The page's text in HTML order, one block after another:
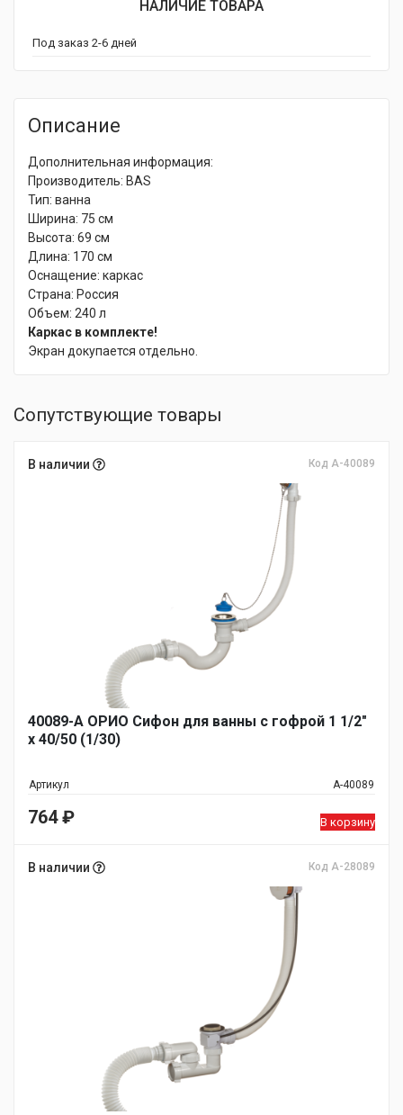
НАЛИЧИЕ ТОВАРА
Под заказ 2-6 дней
Описание
Дополнительная информация:
Производитель: BAS
Тип: ванна
Ширина: 75 см
Высота: 69 см
Длина: 170 см
Оснащение: каркас
Страна: Россия
Объем: 240 л
Каркас в комплекте!
Экран докупается отдельно.
Сопутствующие товары
В наличии Код А-40089
40089-А ОРИО Сифон для ванны с гофрой 1 1/2"
х 40/50 (1/30)
Артикул А-40089
764₽ В корзину
В наличии Код А-28089